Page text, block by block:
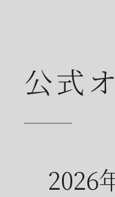
公式
2026